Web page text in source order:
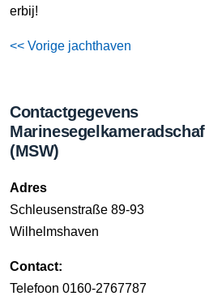
erbij!
<< Vorige jachthaven
Contactgegevens
(MSW)
Adres
Schleusenstraße 89-93
Wilhelmshaven
Contact:
Telefoon 0160-2767787